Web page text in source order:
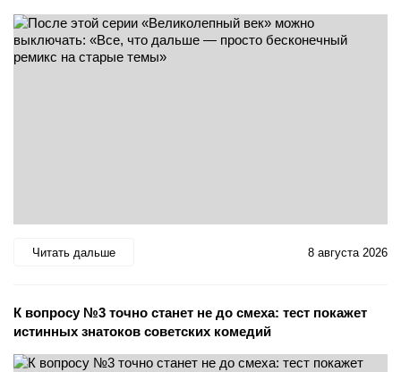
Читать дальше 8 августа 2026
К вопросу №3 точно станет не до смеха: тест покажет
истинных знатоков советских комедий